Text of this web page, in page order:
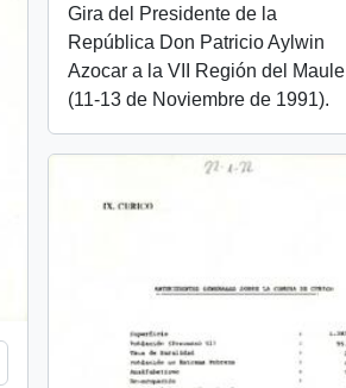
Gira del Presidente de la
República Don Patricio Aylwin
Azocar a la VII Región del Maule
(11-13 de Noviembre de 1991).